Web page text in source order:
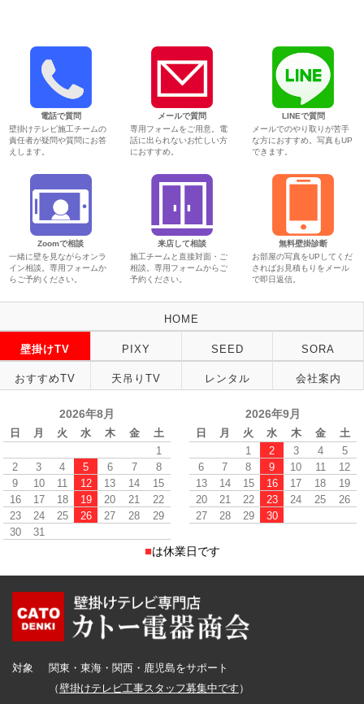
電話で質問
壁掛けテレビ施工チームの
責任者が疑問や質問にお答
えします。
メールで質問
専用フォームをご用意。電
話に出られないお忙しい方
におすすめ。
LINEで質問
メールでのやり取りが苦手
な方におすすめ。写真もUP
できます。
Zoomで相談
一緒に壁を見ながらオンラ
イン相談。専用フォームか
らご予約ください。
来店して相談
施工チームと直接対面・ご
相談。専用フォームからご
予約ください。
無料壁掛診断
お部屋の写真をUPしてくだ
さればお見積もりをメール
で即日返信。
HOME
壁掛けTV PIXY SEED SORA
おすすめTV 天吊りTV レンタル 会社案内
2026年8月
日 月 火 水 木 金
土
1
2
3 4 5 6 7
8
9
10 11 12 13 14
15
16
17 18 19 20 21
22
23
24 25 26 27 28
29
30
31
2026年9月
日 月 火 水 木 金
土
1
2 3 4
5
6
7 8 9 10 11
12
13
14 15 16 17 18
19
20
21 22 23 24 25
26
27
28 29 30
■は休業日です
対象
関東・東海・関西・鹿児島をサポート
（壁掛けテレビ工事スタッフ募集中です ）